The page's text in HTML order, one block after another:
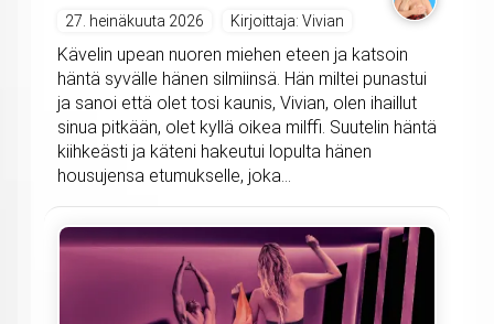
27. heinäkuuta 2026 Kirjoittaja: Vivian
Kävelin upean nuoren miehen eteen ja katsoin
häntä syvälle hänen silmiinsä. Hän miltei punastui
ja sanoi että olet tosi kaunis, Vivian, olen ihaillut
sinua pitkään, olet kyllä oikea milffi. Suutelin häntä
kiihkeästi ja käteni hakeutui lopulta hänen
housujensa etumukselle, joka...